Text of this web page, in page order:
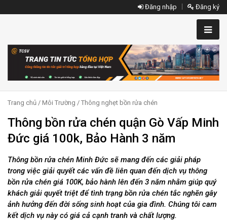
Đăng nhập Đăng ký
Trang chủ / Môi Trường / Thông nghẹt bồn rửa chén
Thông bồn rửa chén quận Gò Vấp Minh
Đức giá 100k, Bảo Hành 3 năm
Thông bồn rửa chén Minh Đức sẽ mang đến các giải pháp
trong việc giải quyết các vấn đề liên quan đến dịch vụ thông
bồn rửa chén giá 100K, bảo hành lên đến 3 năm nhằm giúp quý
khách giải quyết triệt để tình trạng bồn rửa chén tắc nghẽn gây
ảnh hưởng đến đời sống sinh hoạt của gia đình. Chúng tôi cam
kết dịch vụ này có giá cả cạnh tranh và chất lượng.